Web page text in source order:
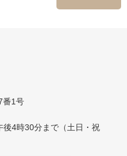
番1号
後4時30分まで（土日・祝